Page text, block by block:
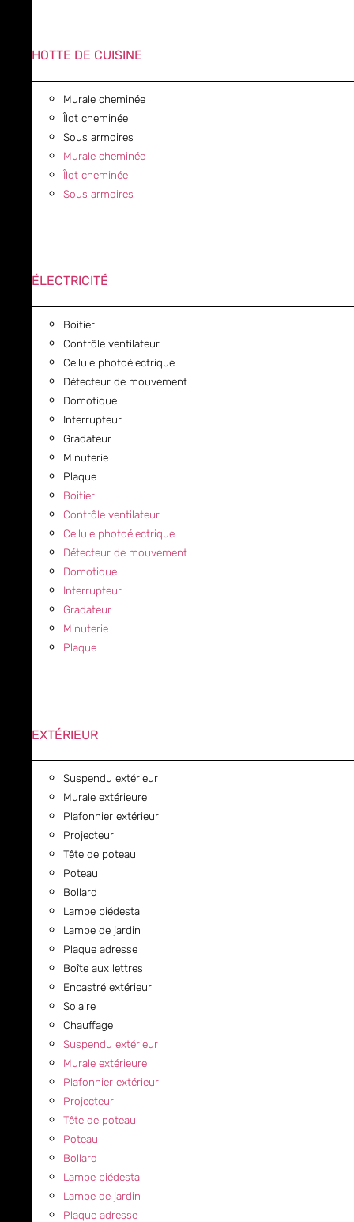
HOTTE DE CUISINE
Murale cheminée
Îlot cheminée
Sous armoires
Murale cheminée
Îlot cheminée
Sous armoires
ÉLECTRICITÉ
Boitier
Contrôle ventilateur
Cellule photoélectrique
Détecteur de mouvement
Domotique
Interrupteur
Gradateur
Minuterie
Plaque
Boitier
Contrôle ventilateur
Cellule photoélectrique
Détecteur de mouvement
Domotique
Interrupteur
Gradateur
Minuterie
Plaque
EXTÉRIEUR
Suspendu extérieur
Murale extérieure
Plafonnier extérieur
Projecteur
Tête de poteau
Poteau
Bollard
Lampe piédestal
Lampe de jardin
Plaque adresse
Boîte aux lettres
Encastré extérieur
Solaire
Chauffage
Suspendu extérieur
Murale extérieure
Plafonnier extérieur
Projecteur
Tête de poteau
Poteau
Bollard
Lampe piédestal
Lampe de jardin
Plaque adresse